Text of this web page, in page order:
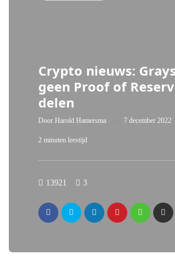
Crypto nieuws:
geen Proof of
delen
Door Harold Hamersma 7 december 2022
2 minuten leestijd
13921 3